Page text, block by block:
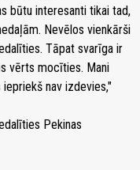
būtu interesanti tikai tad,
Nevēlos vienkārši
Tāpat svarīga ir
vērts mocīties. Mani
nav izdevies,"
Pekinas